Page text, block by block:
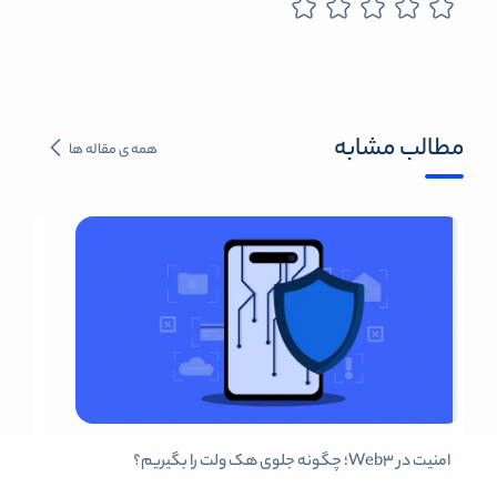
مطالب مشابه همه ی مقاله ها
امنیت در Web3؛ چگونه جلوی هک ولت را بگیریم؟